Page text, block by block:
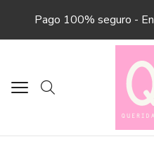
Pago 100% seguro -
Buscar